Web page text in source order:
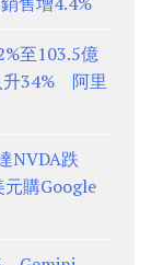
至103.5億
升34% 阿里
NVDA跌
購Google